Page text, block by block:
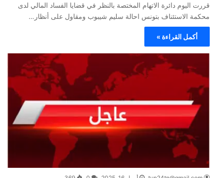
قررت اليوم دائرة الاتهام المختصة بالنظر في قضايا الفساد المالي لدى
محكمة الاستئناف بتونس احالة سليم شيبوب ومقاول على أنظار…
أكمل القراءة »